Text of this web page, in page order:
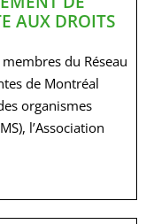
AUX DROITS
du Réseau
de Montréal
organismes
l’Association